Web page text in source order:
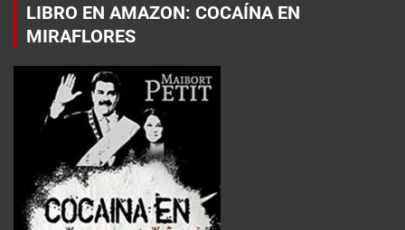
LIBRO EN AMAZON: COCAÍNA EN
MIRAFLORES